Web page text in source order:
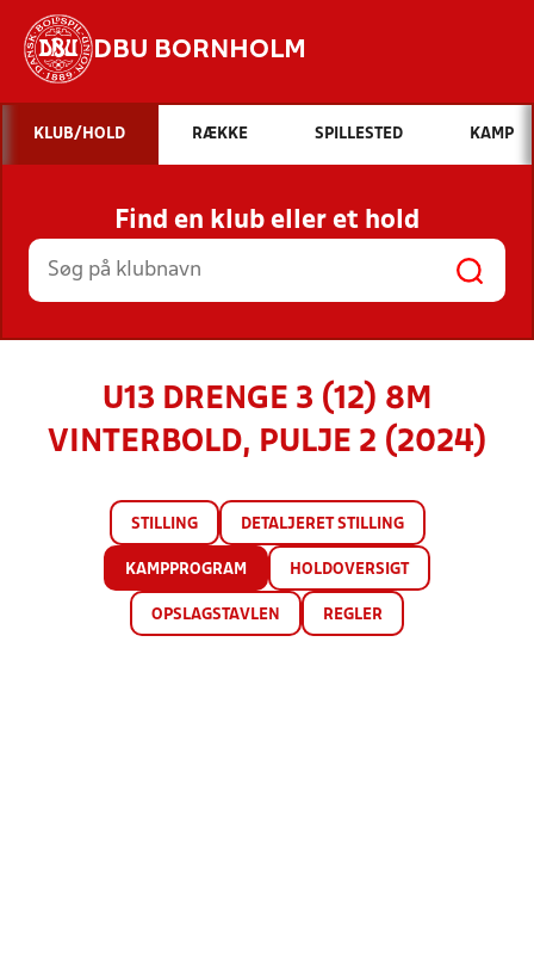
DBU BORNHOLM
Hvad vil du søge efter?
INDHOLD OG NYHEDER
STILLINGER, RESULTATER, KLUBBER OG
HOLD
KLUB/HOLD RÆKKE SPILLESTED KAMP
Find en klub eller et hold
U13 DRENGE 3 (12) 8M
VINTERBOLD, PULJE 2 (2024)
STILLING DETALJERET STILLING
KAMPPROGRAM HOLDOVERSIGT
OPSLAGSTAVLEN REGLER